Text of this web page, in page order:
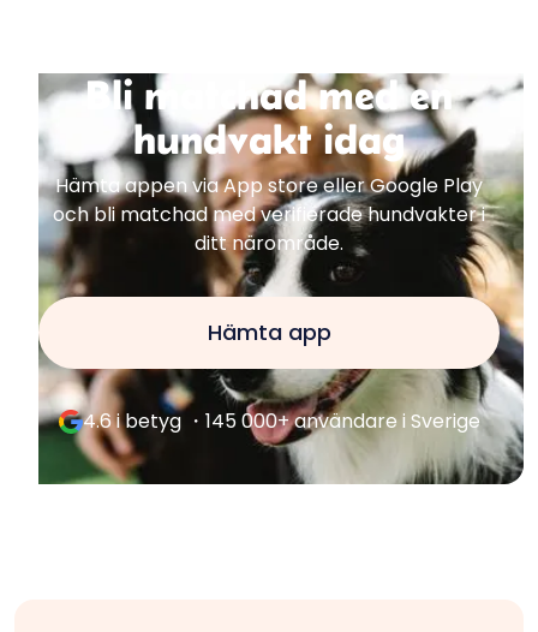
Bli matchad med en
hundvakt idag
Hämta appen via App store eller Google Play
och bli matchad med verifierade hundvakter i
ditt närområde.
Hämta app
4.6 i betyg ・145 000+ användare i Sverige